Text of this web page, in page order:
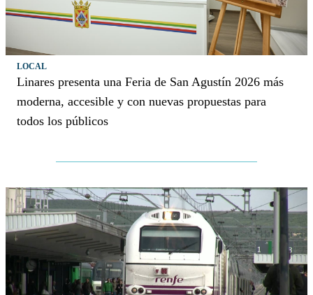
LOCAL
Linares presenta una Feria de San Agustín 2026 más
moderna, accesible y con nuevas propuestas para
todos los públicos